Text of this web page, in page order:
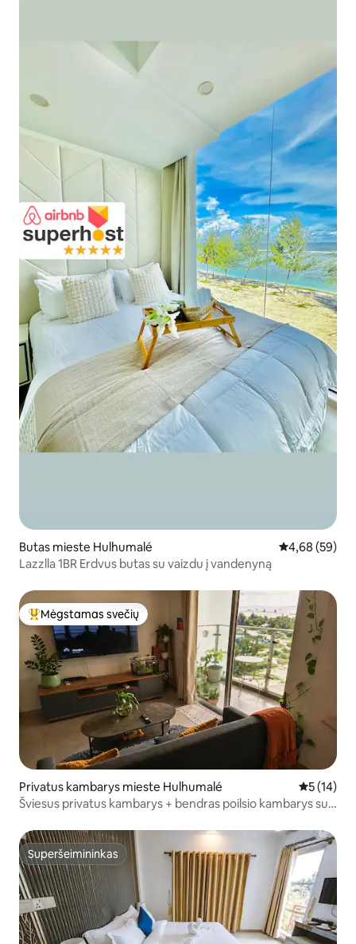
Butas mieste Hulhumalé Vidutinis
4,68 (59)
Lazzlla 1BR Erdvus butas su vaizdu į vandenyną
Svečių mėgstamiausias
Mėgstamas svečių
Privatus kambarys mieste Hulhumalé Vidutinis
5 (14)
Šviesus privatus kambarys + bendras poilsio kambarys su
Superšeimininkas
Superšeimininkas